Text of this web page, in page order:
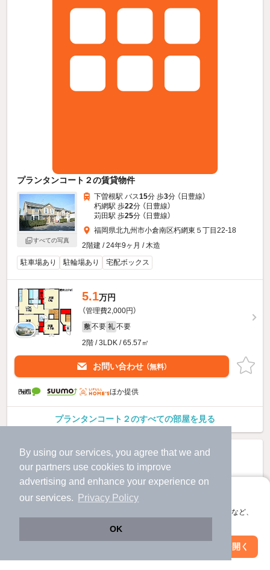
By using our services, you agree that we and
our partners use cookies to improve
advertising and enhance your experience on
our services.
Privacy Policy
OK
アプリに切り替えて、サクサクお部屋探し
会員登録なしですぐ使える。マップ検索やお気に入り保存など、
アプリを開く
プランタンコート２の賃貸物件
すべての写真
下曽根駅 バス15分 歩3分 （日豊線）
朽網駅 歩22分 （日豊線）
苅田駅 歩25分 （日豊線）
福岡県北九州市小倉南区朽網東５丁目22-18
2階建 / 24年9ヶ月 / 木造
駐車場あり
駐輪場あり 宅配ボックス
5.1万円
（管理費2,000円）
敷 不要 礼 不要
2階 / 3LDK / 65.57㎡
お問い合わせ （無料）
ほか提供
プランタンコート２のすべての部屋を見る
絞り込み条件を変更